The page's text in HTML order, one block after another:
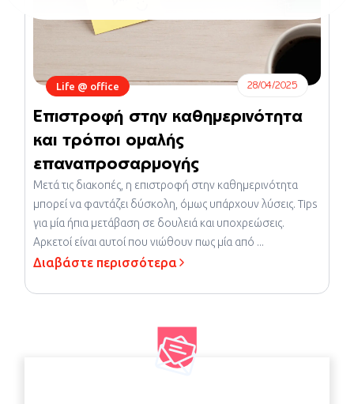
Life @ office 28/04/2025
Επιστροφή στην καθημερινότητα
και τρόποι ομαλής
επαναπροσαρμογής
Μετά τις διακοπές, η επιστροφή στην καθημερινότητα
μπορεί να φαντάζει δύσκολη, όμως υπάρχουν λύσεις. Tips
για μία ήπια μετάβαση σε δουλειά και υποχρεώσεις.
Αρκετοί είναι αυτοί που νιώθουν πως μία από ...
Διαβάστε περισσότερα